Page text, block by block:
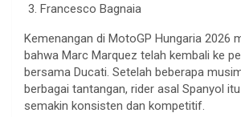
Francesco Bagnaia
Kemenangan di MotoGP Hungaria 2026
bahwa Marc Marquez telah kembali ke
bersama Ducati. Setelah beberapa
berbagai tantangan, rider asal Spanyol
semakin konsisten dan kompetitif.